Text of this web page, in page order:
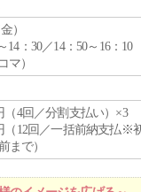
金）
14：30／14：50～16：10
マ）
（4回／分割支払い）×3
（12回／一括前納支払※
まで）